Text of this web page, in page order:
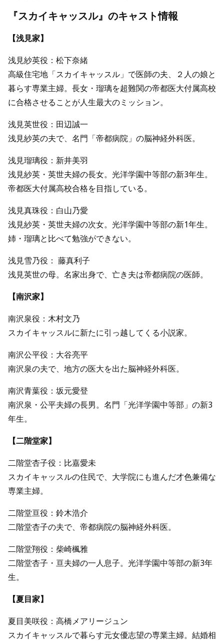
『スカイキャッスル』のキャスト情報
【浅見家】
浅見紗英役：松下奈緒
高級住宅地「スカイキャッスル」で医師の夫、２人の娘と
暮らす専業主婦。長女・瑠璃を超難関の帝都医大付属高校
に合格させることが人生最大のミッション。
浅見英世役：田辺誠一
浅見紗英の夫で、名門「帝都病院」の脳神経外科医。
浅見瑠璃役：新井美羽
浅見紗英・英世夫婦の長女。光洋学園中等部の新3年生。
帝都医大付属高校合格を目指している。
浅見真珠役：白山乃愛
浅見紗英・英世夫婦の次女。光洋学園中等部の新1年生。
姉・瑠璃と比べて勉強ができない。
浅見雪乃役： 藤真利子
浅見英世の母。名家出身で、亡き夫は帝都病院の医師。
【南沢家】
南沢泉役：木村文乃
スカイキャッスルに新たに引っ越してくる小説家。
南沢公平役：大谷亮平
南沢泉の夫で、地方の医大を出た脳神経外科医。
南沢青葉役：坂元愛登
南沢泉・公平夫婦の長男。名門「光洋学園中等部」の新3
年生。
【二階堂家】
二階堂杏子役：比嘉愛未
スカイキャッスルの住民で、大学院にも進んだ才色兼備な
専業主婦。
二階堂亘役：鈴木浩介
二階堂杏子の夫で、帝都病院の脳神経外科医。
二階堂翔役：柴崎楓雅
二階堂杏子・亘夫婦の一人息子。光洋学園中等部の新3年
生。
【夏目家】
夏目美咲役：高橋メアリージュン
スカイキャッスルで暮らす元女優志望の専業主婦。結婚相